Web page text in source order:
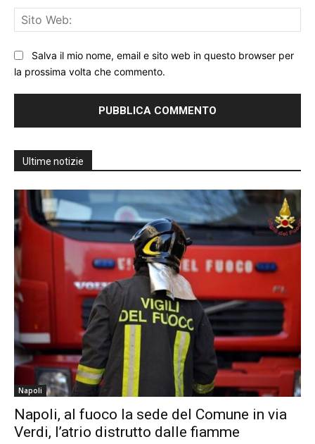
Salva il mio nome, email e sito web in questo browser per
la prossima volta che commento.
Ultime notizie
Napoli
Napoli, al fuoco la sede del Comune in via
Verdi, l’atrio distrutto dalle fiamme